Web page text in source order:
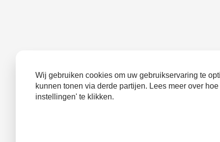
Wij gebruiken cookies om uw gebruikservaring te
kunnen tonen via derde partijen. Lees meer over
instellingen' te klikken.